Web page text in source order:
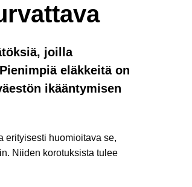
joilla
eläkkeitä on
ikääntymisen
erityisesti huomioitava se,
Niiden korotuksista tulee